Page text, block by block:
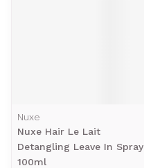
Nuxe
Nuxe Hair Le Lait
Detangling Leave In Spray
100ml